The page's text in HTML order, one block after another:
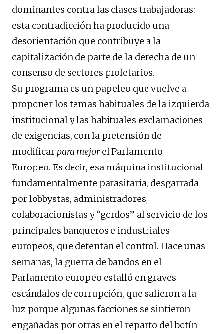
dominantes contra las clases trabajadoras:
esta contradicción ha producido una
desorientación que contribuye a la
capitalización de parte de la derecha de un
consenso de sectores proletarios.
Su programa es un papeleo que vuelve a
proponer los temas habituales de la izquierda
institucional y las habituales exclamaciones
de exigencias, con la pretensión de
modificarpara mejorel Parlamento
Europeo. Es decir, esa máquina institucional
fundamentalmente parasitaria, desgarrada
por lobbystas, administradores,
colaboracionistas y “gordos” al servicio de los
principales banqueros e industriales
europeos, que detentan el control. Hace unas
semanas, la guerra de bandos en el
Parlamento europeo estalló en graves
escándalos de corrupción, que salieron a la
luz porque algunas facciones se sintieron
engañadas por otras en el reparto del botín